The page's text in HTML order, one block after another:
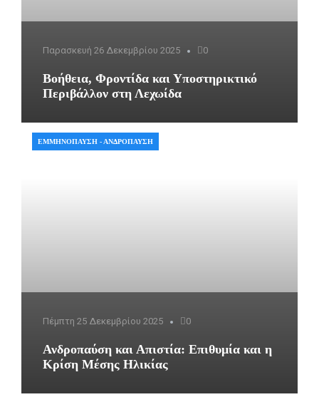
Παρασκευή 26 Δεκεμβρίου 2025 0
Βοήθεια, Φροντίδα και Υποστηρικτικό
Περιβάλλον στη Λεχωίδα
Πέμπτη 25 Δεκεμβρίου 2025 0
Ανδροπαύση και Απιστία: Επιθυμία και η
Κρίση Μέσης Ηλικίας
ΕΜΜΗΝΌΠΑΥΣΗ - ΑΝΔΡΌΠΑΥΣΗ